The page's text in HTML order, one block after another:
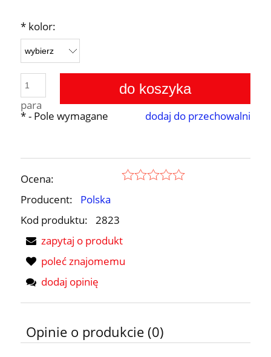
* kolor:
para
do koszyka
dodaj do przechowalni
*- Pole wymagane
Ocena:
Producent:
Polska
Kod produktu:
2823
zapytaj o produkt
poleć znajomemu
dodaj opinię
Opinie o produkcie (0)